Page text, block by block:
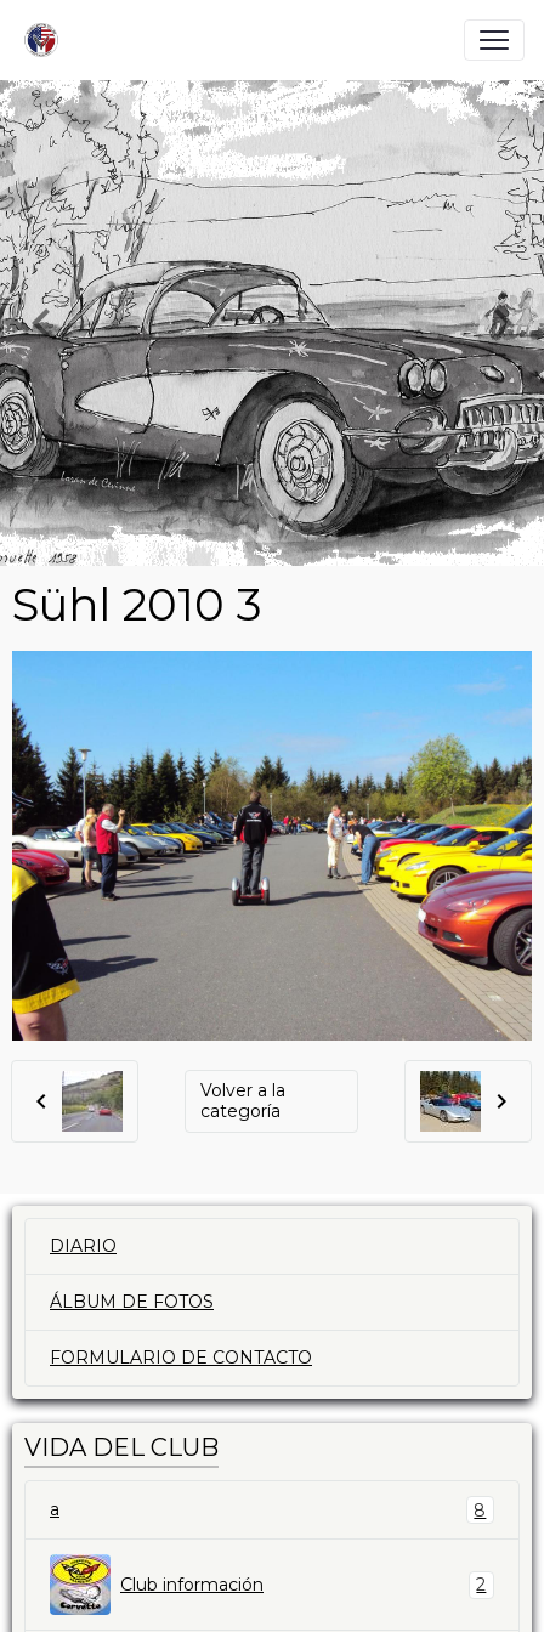
Sühl 2010 3
Volver a la
categoría
DIARIO
ÁLBUM DE FOTOS
FORMULARIO DE CONTACTO
VIDA DEL CLUB
a 8
Club información 2